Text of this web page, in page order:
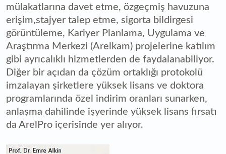
mülakatlarına davet etme, özgeçmiş havuzuna
erişim,stajyer talep etme, sigorta bildirgesi
görüntüleme, Kariyer Planlama, Uygulama ve
Araştırma Merkezi (Arelkam) projelerine katılım
gibi ayrıcalıklı hizmetlerden de faydalanabiliyor.
Diğer bir açıdan da çözüm ortaklığı protokolü
imzalayan şirketlere yüksek lisans ve doktora
programlarında özel indirim oranları sunarken,
anlaşma dahilinde işyerinde yüksek lisans fırsatı
da ArelPro içerisinde yer alıyor.